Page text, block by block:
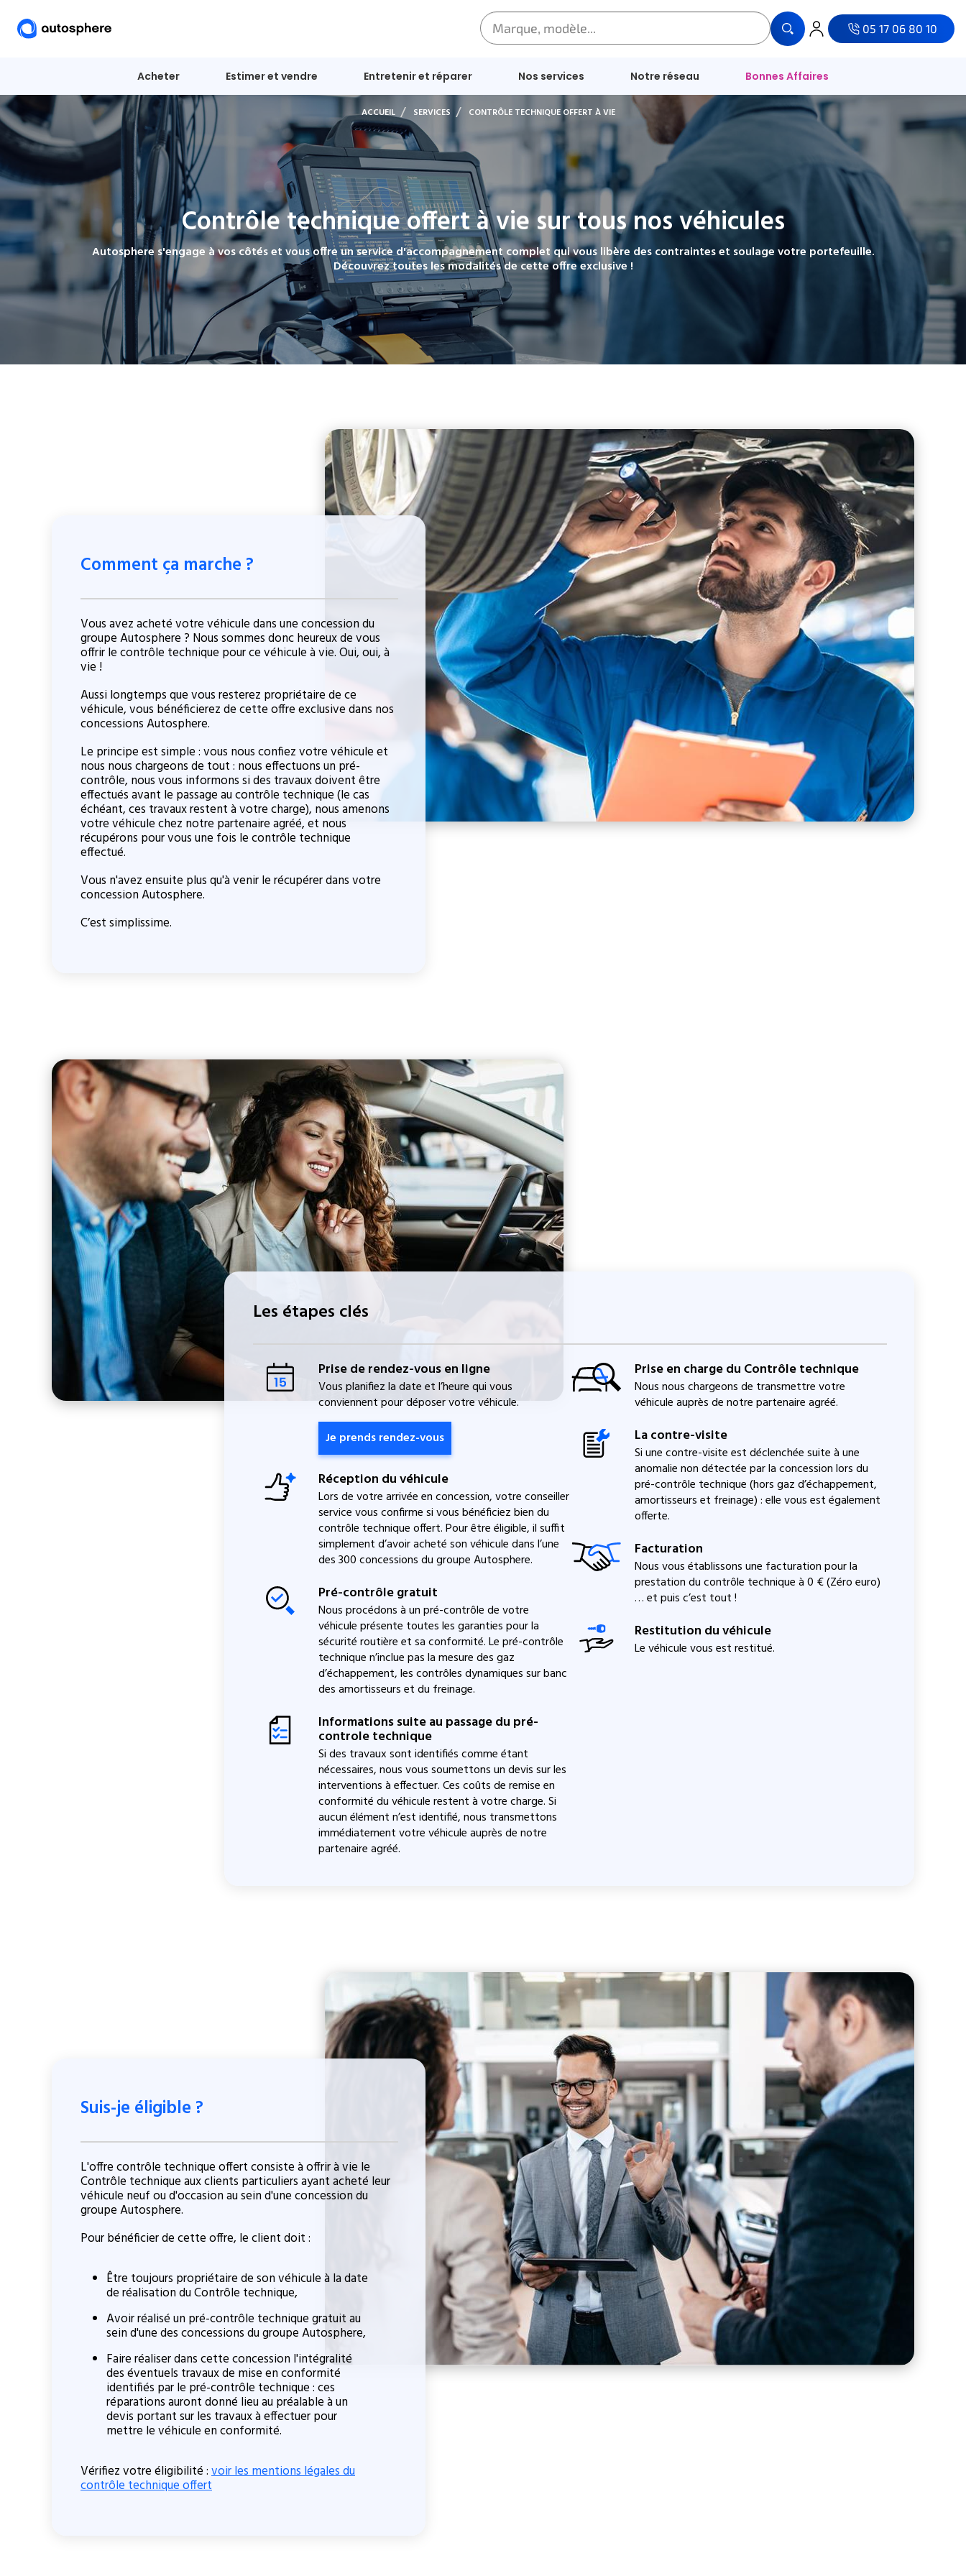
05 17 06 80 10
Acheter Estimer et vendre Entretenir et réparer Nos services Notre réseau Bonnes Affaires
ACCUEIL SERVICES CONTRÔLE TECHNIQUE OFFERT À VIE
Contrôle technique offert à vie sur tous nos véhicules
Autosphere s'engage à vos côtés et vous offre un service d'accompagnement complet qui vous libère des contraintes et soulage votre portefeuille.
Découvrez toutes les modalités de cette offre exclusive !
Comment ça marche ?
Vous avez acheté votre véhicule dans une concession du
groupe Autosphere ? Nous sommes donc heureux de vous
offrir le contrôle technique pour ce véhicule à vie. Oui, oui, à
vie !
Aussi longtemps que vous resterez propriétaire de ce
véhicule, vous bénéficierez de cette offre exclusive dans nos
concessions Autosphere.
Le principe est simple : vous nous confiez votre véhicule et
nous nous chargeons de tout : nous effectuons un pré-
contrôle, nous vous informons si des travaux doivent être
effectués avant le passage au contrôle technique (le cas
échéant, ces travaux restent à votre charge), nous amenons
votre véhicule chez notre partenaire agréé, et nous
récupérons pour vous une fois le contrôle technique
effectué.
Vous n'avez ensuite plus qu'à venir le récupérer dans votre
concession Autosphere.
C’est simplissime.
Les étapes clés
Prise de rendez-vous en ligne
Vous planifiez la date et l’heure qui vous
conviennent pour déposer votre véhicule.
Je prends rendez-vous
Réception du véhicule
Lors de votre arrivée en concession, votre conseiller
service vous confirme si vous bénéficiez bien du
contrôle technique offert. Pour être éligible, il suffit
simplement d’avoir acheté son véhicule dans l’une
des 300 concessions du groupe Autosphere.
Pré-contrôle gratuit
Nous procédons à un pré-contrôle de votre
véhicule présente toutes les garanties pour la
sécurité routière et sa conformité. Le pré-contrôle
technique n’inclue pas la mesure des gaz
d’échappement, les contrôles dynamiques sur banc
des amortisseurs et du freinage.
Informations suite au passage du pré-
controle technique
Si des travaux sont identifiés comme étant
nécessaires, nous vous soumettons un devis sur les
interventions à effectuer. Ces coûts de remise en
conformité du véhicule restent à votre charge. Si
aucun élément n’est identifié, nous transmettons
immédiatement votre véhicule auprès de notre
partenaire agréé.
Prise en charge du Contrôle technique
Nous nous chargeons de transmettre votre
véhicule auprès de notre partenaire agréé.
La contre-visite
Si une contre-visite est déclenchée suite à une
anomalie non détectée par la concession lors du
pré-contrôle technique (hors gaz d’échappement,
amortisseurs et freinage) : elle vous est également
offerte.
Facturation
Nous vous établissons une facturation pour la
prestation du contrôle technique à 0 € (Zéro euro)
… et puis c’est tout !
Restitution du véhicule
Le véhicule vous est restitué.
Suis-je éligible ?
L'offre contrôle technique offert consiste à offrir à vie le
Contrôle technique aux clients particuliers ayant acheté leur
véhicule neuf ou d'occasion au sein d'une concession du
groupe Autosphere.
Pour bénéficier de cette offre, le client doit :
Être toujours propriétaire de son véhicule à la date
de réalisation du Contrôle technique,
Avoir réalisé un pré-contrôle technique gratuit au
sein d'une des concessions du groupe Autosphere,
Faire réaliser dans cette concession l'intégralité
des éventuels travaux de mise en conformité
identifiés par le pré-contrôle technique : ces
réparations auront donné lieu au préalable à un
devis portant sur les travaux à effectuer pour
mettre le véhicule en conformité.
Vérifiez votre éligibilité :voir les mentions légales du
contrôle technique offert